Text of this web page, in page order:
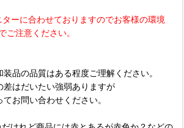
ーに合わせておりますのでお客様の環境
ご注意ください。
品の品質はある程度ご理解ください。
差はだいたい強弱ありますが
お問い合わせください。